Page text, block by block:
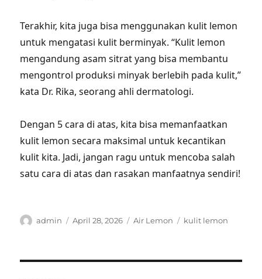
Terakhir, kita juga bisa menggunakan kulit lemon
untuk mengatasi kulit berminyak. “Kulit lemon
mengandung asam sitrat yang bisa membantu
mengontrol produksi minyak berlebih pada kulit,”
kata Dr. Rika, seorang ahli dermatologi.
Dengan 5 cara di atas, kita bisa memanfaatkan
kulit lemon secara maksimal untuk kecantikan
kulit kita. Jadi, jangan ragu untuk mencoba salah
satu cara di atas dan rasakan manfaatnya sendiri!
Author
admin
Posted
April 28, 2026 Categories
Air Lemon Tags
kulit lemon